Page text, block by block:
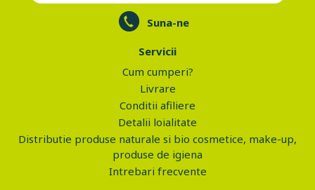
Suna-ne
Servicii
Cum cumperi?
Livrare
Conditii afiliere
Detalii loialitate
Distributie produse naturale si bio cosmetice, make-up,
produse de igiena
Intrebari frecvente